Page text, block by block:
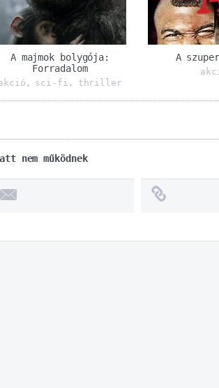
A majmok bolygója:
Forradalom
, sci-fi , thriller
A
nem működnek